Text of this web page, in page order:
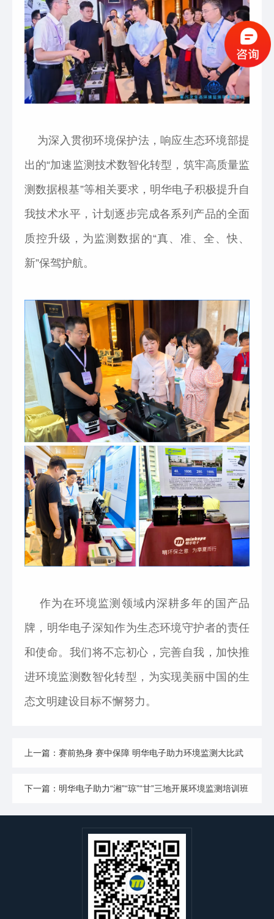
为深入贯彻环境保护法，响应生态环境部提
出的“加速监测技术数智化转型，筑牢高质量监
测数据根基”等相关要求，明华电子积极提升自
我技术水平，计划逐步完成各系列产品的全面
质控升级，为监测数据的“真、准、全、快、
新”保驾护航。
作为在环境监测领域内深耕多年的国产品
牌，明华电子深知作为生态环境守护者的责任
和使命。我们将不忘初心，完善自我，加快推
进环境监测数智化转型，为实现美丽中国的生
态文明建设目标不懈努力。
上一篇：赛前热身 赛中保障 明华电子助力环境监测大比武
下一篇：明华电子助力“湘”“琼”“甘”三地开展环境监测培训班